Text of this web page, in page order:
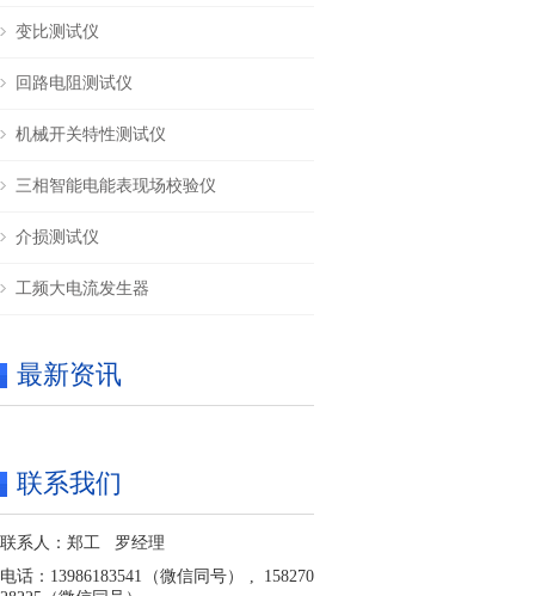
变比测试仪
回路电阻测试仪
机械开关特性测试仪
三相智能电能表现场校验仪
介损测试仪
工频大电流发生器
最新资讯
联系我们
联系人：郑工 罗经理
电话：13986183541（微信同号） , 158270